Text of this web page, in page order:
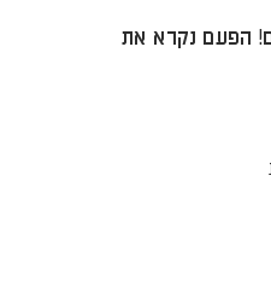
הפעם נקרא את